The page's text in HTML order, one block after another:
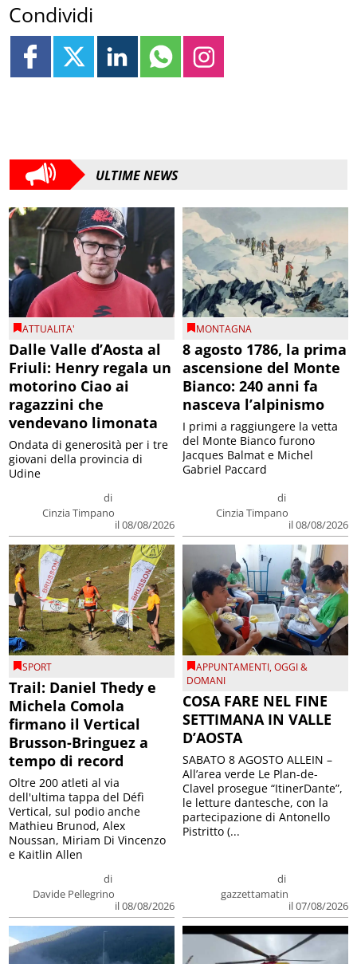
Condividi
ULTIME NEWS
ATTUALITA'
Dalle Valle d’Aosta al
Friuli: Henry regala un
motorino Ciao ai
ragazzini che
vendevano limonata
di
Cinzia Timpano
il 08/08/2026
Ondata di generosità per i tre
giovani della provincia di
Udine
MONTAGNA
8 agosto 1786, la prima
ascensione del Monte
Bianco: 240 anni fa
nasceva l’alpinismo
di
Cinzia Timpano
il 08/08/2026
I primi a raggiungere la vetta
del Monte Bianco furono
Jacques Balmat e Michel
Gabriel Paccard
SPORT
Trail: Daniel Thedy e
Michela Comola
firmano il Vertical
Brusson-Bringuez a
tempo di record
di
Davide Pellegrino
il 08/08/2026
Oltre 200 atleti al via
dell'ultima tappa del Défì
Vertical, sul podio anche
Mathieu Brunod, Alex
Noussan, Miriam Di Vincenzo
e Kaitlin Allen
APPUNTAMENTI,OGGI &
DOMANI
COSA FARE NEL FINE
SETTIMANA IN VALLE
D’AOSTA
di
gazzettamatin
il 07/08/2026
SABATO 8 AGOSTO ALLEIN –
All’area verde Le Plan-de-
Clavel prosegue “ItinerDante”,
le letture dantesche, con la
partecipazione di Antonello
Pistritto (...